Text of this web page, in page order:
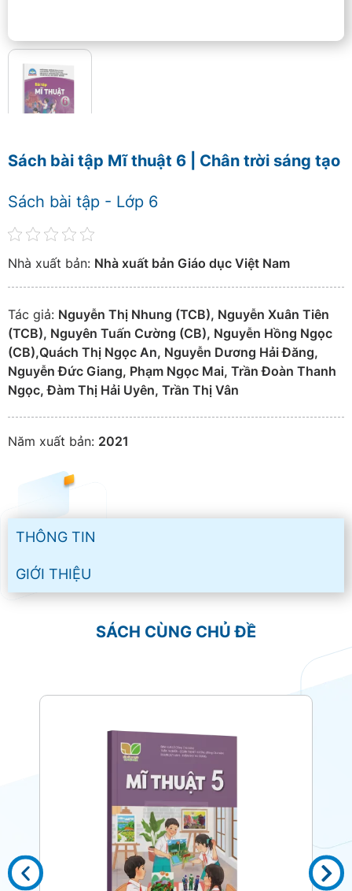
Sách bài tập Mĩ thuật 6 | Chân trời sáng tạo
Sách bài tập - Lớp 6
Nhà xuất bản: Nhà xuất bản Giáo dục Việt Nam
Tác giả: Nguyễn Thị Nhung (TCB), Nguyễn Xuân Tiên
(TCB), Nguyên Tuấn Cường (CB), Nguyễn Hồng Ngọc
(CB),Quách Thị Ngọc An, Nguyễn Dương Hải Đăng,
Nguyễn Đức Giang, Phạm Ngọc Mai, Trần Đoàn Thanh
Ngọc, Đàm Thị Hải Uyên, Trần Thị Vân
Năm xuất bản: 2021
THÔNG TIN
GIỚI THIỆU
SÁCH CÙNG CHỦ ĐỀ